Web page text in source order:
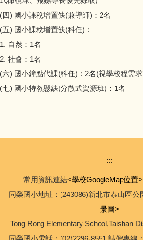
(四) 國小課稅增置缺(兼導師)：2名
(五) 國小課稅增置缺(科任)：
1. 自然：1名
2. 社會：1名
(六) 國小鐘點代課(科任)：2名(視學校程需
(七) 國小特教懸缺(分散式資源班)：1名
:::
常用資訊連結<學校GoogleMap位置>
同榮國小地址：(243086)新北市泰山區公
景圖>
Tong Rong Elementary School,Taishan